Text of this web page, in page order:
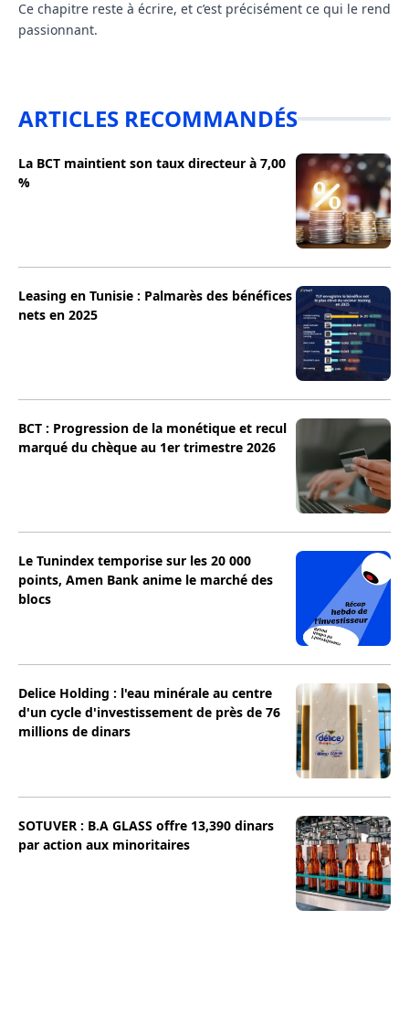
Ce chapitre reste à écrire, et c’est précisément ce qui le rend
passionnant.
ARTICLES RECOMMANDÉS
La BCT maintient son taux directeur à 7,00
%
Leasing en Tunisie : Palmarès des bénéfices
nets en 2025
BCT : Progression de la monétique et recul
marqué du chèque au 1er trimestre 2026
Le Tunindex temporise sur les 20 000
points, Amen Bank anime le marché des
blocs
Delice Holding : l'eau minérale au centre
d'un cycle d'investissement de près de 76
millions de dinars
SOTUVER : B.A GLASS offre 13,390 dinars
par action aux minoritaires